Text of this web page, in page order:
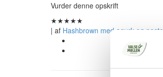
Vurder denne opskrift
★★★★★
| af Hashbrown med agurk og pesto